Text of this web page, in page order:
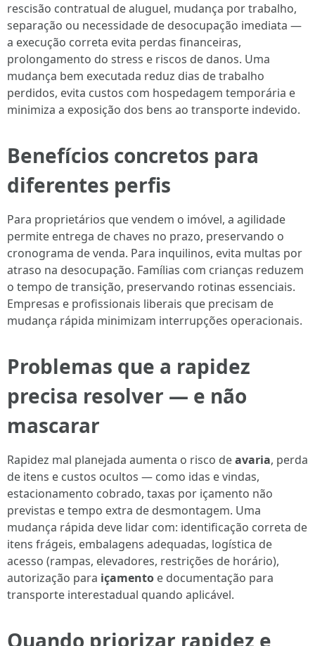
rescisão contratual de aluguel, mudança por trabalho,
separação ou necessidade de desocupação imediata —
a execução correta evita perdas financeiras,
prolongamento do stress e riscos de danos. Uma
mudança bem executada reduz dias de trabalho
perdidos, evita custos com hospedagem temporária e
minimiza a exposição dos bens ao transporte indevido.
Benefícios concretos para
diferentes perfis
Para proprietários que vendem o imóvel, a agilidade
permite entrega de chaves no prazo, preservando o
cronograma de venda. Para inquilinos, evita multas por
atraso na desocupação. Famílias com crianças reduzem
o tempo de transição, preservando rotinas essenciais.
Empresas e profissionais liberais que precisam de
mudança rápida minimizam interrupções operacionais.
Problemas que a rapidez
precisa resolver — e não
mascarar
Rapidez mal planejada aumenta o risco deavaria, perda
de itens e custos ocultos — como idas e vindas,
estacionamento cobrado, taxas por içamento não
previstas e tempo extra de desmontagem. Uma
mudança rápida deve lidar com: identificação correta de
itens frágeis, embalagens adequadas, logística de
acesso (rampas, elevadores, restrições de horário),
autorização para içamento e documentação para
transporte interestadual quando aplicável.
Quando priorizar rapidez e